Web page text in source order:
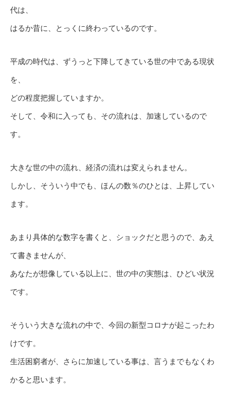
代は、
はるか昔に、とっくに終わっているのです。
平成の時代は、ずうっと下降してきている世の中である現状
を、
どの程度把握していますか。
そして、令和に入っても、その流れは、加速しているので
す。
大きな世の中の流れ、経済の流れは変えられません。
しかし、そういう中でも、ほんの数％のひとは、上昇してい
ます。
あまり具体的な数字を書くと、ショックだと思うので、あえ
て書きませんが、
あなたが想像している以上に、世の中の実態は、ひどい状況
です。
そういう大きな流れの中で、今回の新型コロナが起こったわ
けです。
生活困窮者が、さらに加速している事は、言うまでもなくわ
かると思います。